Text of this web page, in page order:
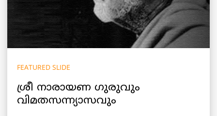
FEATURED SLIDE
ശ്രീ നാരായണ ഗുരുവും
വിമതസന്ന്യാസവും